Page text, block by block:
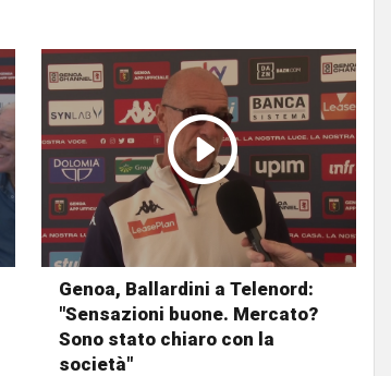
Genoa, Ballardini a Telenord:
"Sensazioni buone. Mercato?
Sono stato chiaro con la
società"